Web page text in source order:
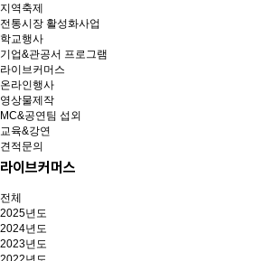
지역축제
전통시장 활성화사업
학교행사
기업&관공서 프로그램
라이브커머스
온라인행사
영상물제작
MC&공연팀 섭외
교육&강연
견적문의
라이브커머스
전체
2025년도
2024년도
2023년도